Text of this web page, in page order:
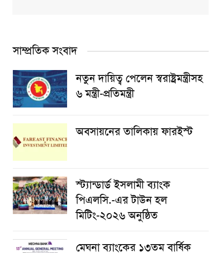
সাম্প্রতিক সংবাদ
নতুন দায়িত্ব পেলেন স্বরাষ্ট্রমন্ত্রীসহ
৬ মন্ত্রী-প্রতিমন্ত্রী
অবসায়নের তালিকায় ফারইস্ট
স্ট্যান্ডার্ড ইসলামী ব্যাংক
পিএলসি.-এর টাউন হল
মিটিং-২০২৬ অনুষ্ঠিত
মেঘনা ব্যাংকের ১৩তম বার্ষিক